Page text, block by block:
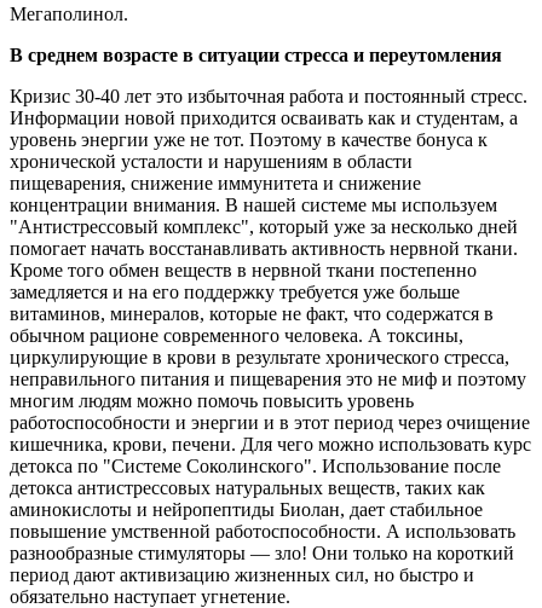
Мегаполинол.
В среднем возрасте в ситуации стресса и переутомления
Кризис 30-40 лет это избыточная работа и постоянный стресс.
Информации новой приходится осваивать как и студентам, а
уровень энергии уже не тот. Поэтому в качестве бонуса к
хронической усталости и нарушениям в области
пищеварения, снижение иммунитета и снижение
концентрации внимания. В нашей системе мы используем
"Антистрессовый комплекс", который уже за несколько дней
помогает начать восстанавливать активность нервной ткани.
Кроме того обмен веществ в нервной ткани постепенно
замедляется и на его поддержку требуется уже больше
витаминов, минералов, которые не факт, что содержатся в
обычном рационе современного человека. А токсины,
циркулирующие в крови в результате хронического стресса,
неправильного питания и пищеварения это не миф и поэтому
многим людям можно помочь повысить уровень
работоспособности и энергии и в этот период через очищение
кишечника, крови, печени. Для чего можно использовать курс
детокса по "Системе Соколинского". Использование после
детокса антистрессовых натуральных веществ, таких как
аминокислоты и нейропептиды Биолан, дает стабильное
повышение умственной работоспособности. А использовать
разнообразные стимуляторы — зло! Они только на короткий
период дают активизацию жизненных сил, но быстро и
обязательно наступает угнетение.